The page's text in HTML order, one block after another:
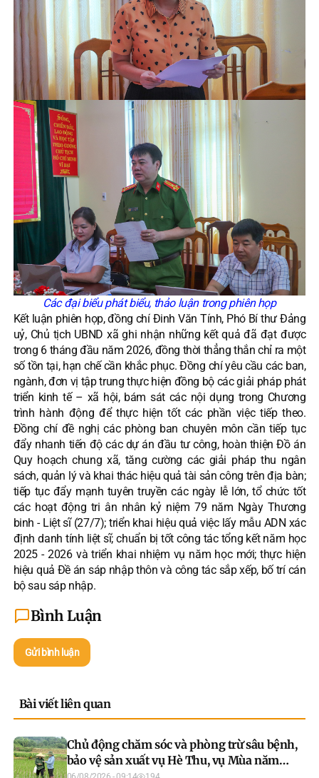
Các đại biểu phát biểu, thảo luận trong phiên họp
Kết luận phiên họp, đồng chí Đinh Văn Tính, Phó Bí thư Đảng
uỷ, Chủ tịch UBND xã ghi nhận những kết quả đã đạt được
trong 6 tháng đầu năm 2026, đồng thời thẳng thắn chỉ ra một
số tồn tại, hạn chế cần khắc phục. Đồng chí yêu cầu các ban,
ngành, đơn vị tập trung thực hiện đồng bộ các giải pháp phát
triển kinh tế – xã hội, bám sát các nội dụng trong Chương
trình hành động để thực hiện tốt các phần việc tiếp theo.
Đồng chí đề nghị các phòng ban chuyên môn cần tiếp tục
đẩy nhanh tiến độ các dự án đầu tư công, hoàn thiện Đồ án
Quy hoạch chung xã, tăng cường các giải pháp thu ngân
sách, quản lý và khai thác hiệu quả tài sản công trên địa bàn;
tiếp tục đẩy mạnh tuyên truyền các ngày lễ lớn, tổ chức tốt
các hoạt động tri ân nhân kỷ niệm 79 năm Ngày Thương
binh - Liệt sĩ (27/7); triển khai hiệu quả việc lấy mẫu ADN xác
định danh tính liệt sĩ; chuẩn bị tốt công tác tổng kết năm học
2025 - 2026 và triển khai nhiệm vụ năm học mới; thực hiện
hiệu quả Đề án sáp nhập thôn và công tác sắp xếp, bố trí cán
bộ sau sáp nhập.
Bình Luận
Gửi bình luận
Bài viết liên quan
Chủ động chăm sóc và phòng trừ sâu bệnh,
bảo vệ sản xuất vụ Hè Thu, vụ Mùa năm